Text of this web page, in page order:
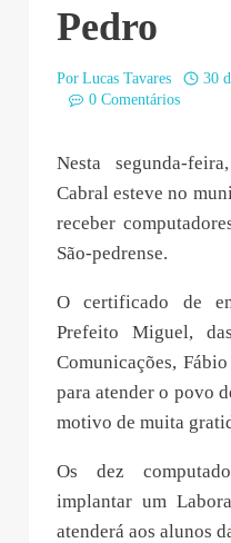
Pedro
Por Lucas Tavares
30
0 Comentários
Nesta segunda-
Cabral esteve no
receber
São-pedrense.
O certificado de
Prefeito Miguel,
Comunicações,
para atender o povo
motivo de muita
Os dez
implantar um
atenderá aos alunos